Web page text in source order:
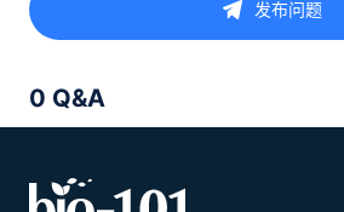
发布问题
0 Q&A